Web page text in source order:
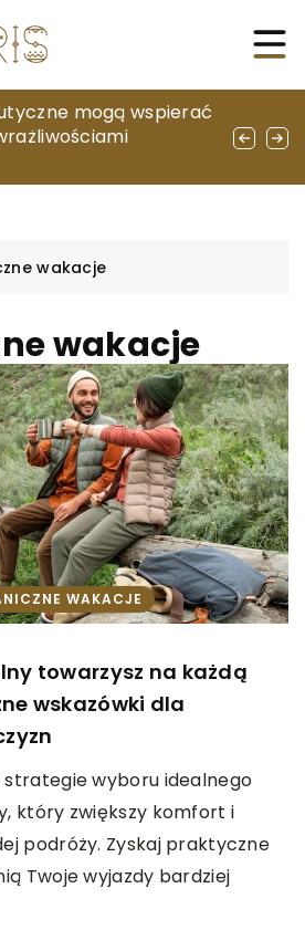
odzieży dla
medycznej?
mogą wspierać
Touch ID w
wakacje
wakacje
WAKACJE
towarzysz na każdą
wskazówki dla
wyboru idealnego
który zwiększy komfort i
podróży. Zyskaj praktyczne
Twoje wyjazdy bardziej